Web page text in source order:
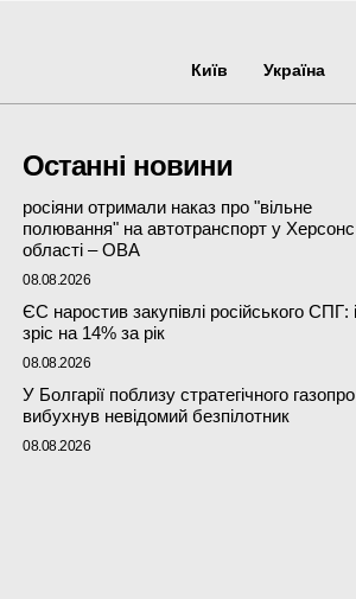
Київ Україна
Останні новини
росіяни отримали наказ про "вільне
полювання" на автотранспорт у
області – ОВА
08.08.2026
ЄС наростив закупівлі російського СПГ:
зріс на 14% за рік
08.08.2026
У Болгарії поблизу стратегічного
вибухнув невідомий безпілотник
08.08.2026